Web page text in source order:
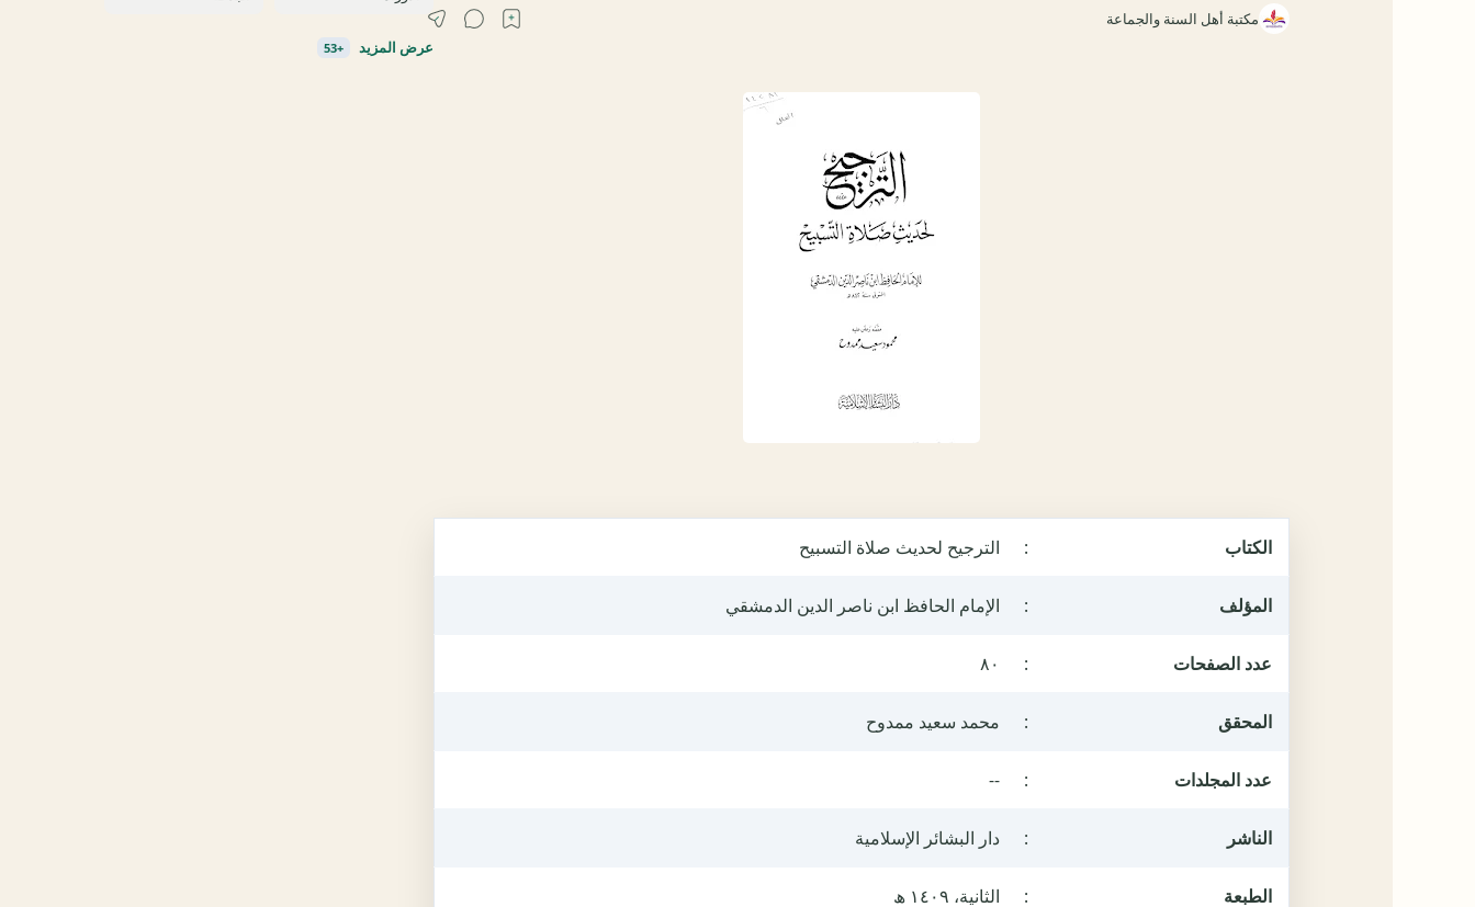
الكتاب : الترجيح لحديث صلاة التسبيح
المؤلف : الإمام الحافظ ابن ناصر الدين الدمشقي
عدد الصفحات : ٨٠
المحقق : محمد سعيد ممدوح
عدد المجلدات :
--
الناشر : دار البشائر الإسلامية
الطبعة : الثانية، ١٤٠٩ ھ